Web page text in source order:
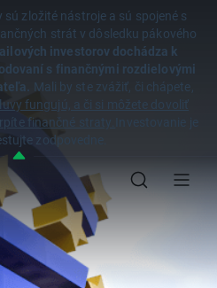
zložité nástroje a sú spojené s
strát v dôsledku pákového
investorov dochádza k
s finančnými rozdielovými
Mali by ste zvážiť, či chápete,
fungujú, a či si môžete dovoliť
finančné straty. Investovanie je
zodpovedne.